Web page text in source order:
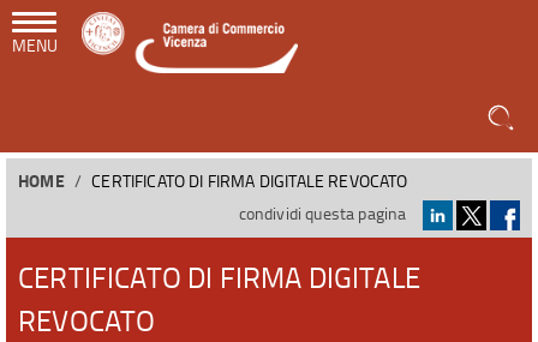
MENU
HOME
CERTIFICATO DI FIRMA DIGITALE REVOCATO
condividi questa pagina
CERTIFICATO DI FIRMA DIGITALE
REVOCATO